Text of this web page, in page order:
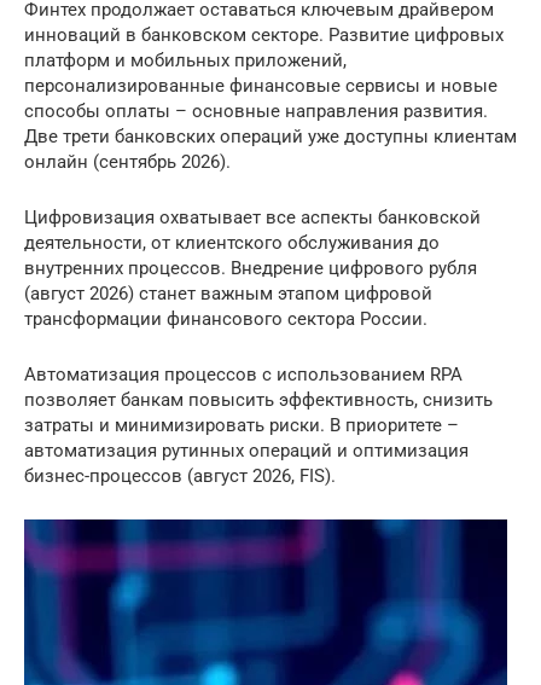
Финтех продолжает оставаться ключевым драйвером
инноваций в банковском секторе. Развитие цифровых
платформ и мобильных приложений,
персонализированные финансовые сервисы и новые
способы оплаты – основные направления развития.
Две трети банковских операций уже доступны клиентам
онлайн (сентябрь 2026).
Цифровизация охватывает все аспекты банковской
деятельности, от клиентского обслуживания до
внутренних процессов. Внедрение цифрового рубля
(август 2026) станет важным этапом цифровой
трансформации финансового сектора России.
Автоматизация процессов с использованием RPA
позволяет банкам повысить эффективность, снизить
затраты и минимизировать риски. В приоритете –
автоматизация рутинных операций и оптимизация
бизнес-процессов (август 2026, FIS).